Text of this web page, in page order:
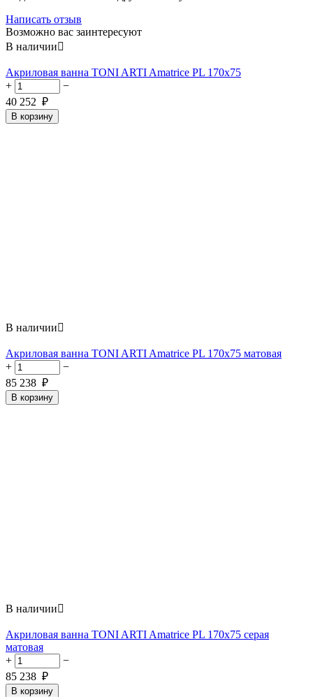
Написать отзыв
Возможно вас заинтересуют
В наличии
Акриловая ванна TONI ARTI Amatrice PL 170x75
+
−
40 252 ₽
В корзину
В наличии
Акриловая ванна TONI ARTI Amatrice PL 170x75 матовая
+
−
85 238 ₽
В корзину
В наличии
Акриловая ванна TONI ARTI Amatrice PL 170x75 серая
матовая
+
−
85 238 ₽
В корзину